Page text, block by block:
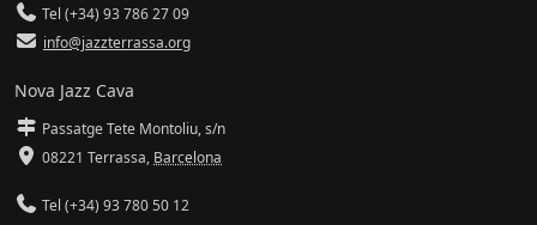
Tel (+34) 93 786 27 09
info@jazzterrassa.org
Nova Jazz Cava
Passatge Tete Montoliu, s/n
08221 Terrassa, Barcelona
Tel (+34) 93 780 50 12